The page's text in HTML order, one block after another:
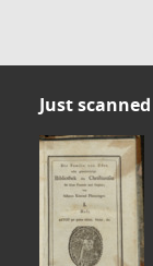
Just scanned